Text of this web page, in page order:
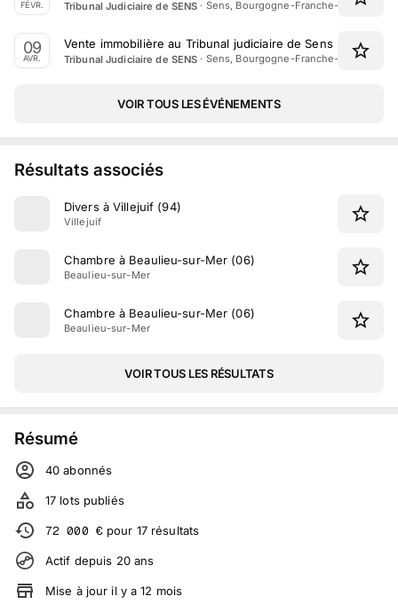
FÉVR. Tribunal Judiciaire de SENS · Sens, Bourgogne-Franche-Comté
09
AVR.
Vente immobilière au Tribunal judiciaire de Sens le 9 Avril
Tribunal Judiciaire de SENS · Sens, Bourgogne-Franche-Comté
VOIR TOUS LES ÉVÉNEMENTS
Résultats associés
Divers à Villejuif (94)
Villejuif
Chambre à Beaulieu-sur-Mer (06)
Beaulieu-sur-Mer
Chambre à Beaulieu-sur-Mer (06)
Beaulieu-sur-Mer
VOIR TOUS LES RÉSULTATS
Résumé
40 abonnés
17 lots publiés
72 000 €pour 17 résultats
Actif depuis 20 ans
Mise à jour il y a12 mois